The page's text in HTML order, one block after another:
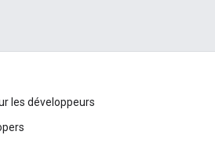
les développeurs